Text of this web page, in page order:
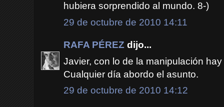
hubiera sorprendido al mundo. 8-)
29 de octubre de 2010 14:11
RAFA PÉREZ dijo...
Javier, con lo de la manipulación
Cualquier día abordo el asunto.
29 de octubre de 2010 14:12